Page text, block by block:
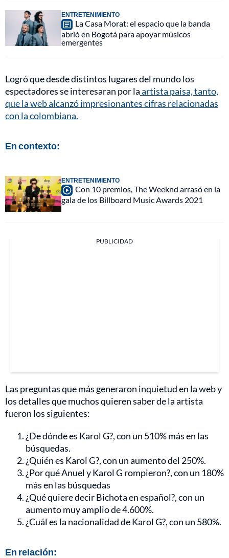
ENTRETENIMIENTO
La Casa Morat: el espacio que la banda
abrió en Bogotá para apoyar músicos
emergentes
Logró que desde distintos lugares del mundo los
espectadores se interesaran por laartista paisa, tanto,
que la web alcanzó impresionantes cifras relacionadas
con la colombiana.
En contexto:
ENTRETENIMIENTO
Con 10 premios, The Weeknd arrasó en la
gala de los Billboard Music Awards 2021
PUBLICIDAD
Las preguntas que más generaron inquietud en la web y
los detalles que muchos quieren saber de la artista
fueron los siguientes:
¿De dónde es Karol G?, con un 510% más en las
búsquedas.
¿Quién es Karol G?, con un aumento del 250%.
¿Por qué Anuel y Karol G rompieron?, con un 180%
más en las búsquedas
¿Qué quiere decir Bichota en español?, con un
aumento muy amplio de 4.600%.
¿Cuál es la nacionalidad de Karol G?, con un 580%.
En relación: